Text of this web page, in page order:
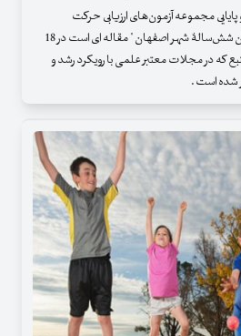
مجموعه آزمون‌های ارزیابی حرکت
کودکان (M-ABC) در کودکان شش‌سالۀ شهر اصفهان " مقاله ای است در 18
منبع که در مجلات معتبر علمی با رویکرد رشد و
شده است .